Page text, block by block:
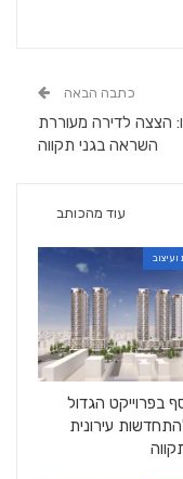
כתבה הבאה
הצצה לדירה מעוררת
השראה בגני תקווה
עוד מהכותב
ועיצוב
בפרוייקט הגדול
עירונית